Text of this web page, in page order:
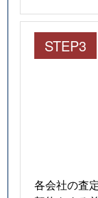
STEP3
各会社の査